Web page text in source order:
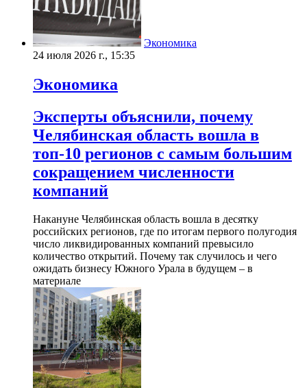
Экономика
24 июля 2026 г., 15:35
Экономика
Эксперты объяснили, почему
Челябинская область вошла в
топ-10 регионов с самым большим
сокращением численности
компаний
Накануне Челябинская область вошла в десятку
российских регионов, где по итогам первого полугодия
число ликвидированных компаний превысило
количество открытий. Почему так случилось и чего
ожидать бизнесу Южного Урала в будущем – в
материале